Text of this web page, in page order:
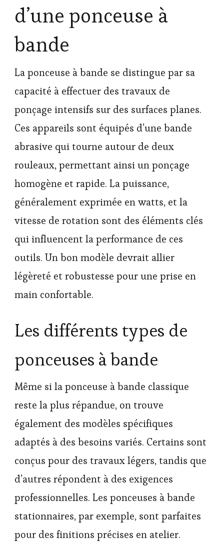
d’une ponceuse à
bande
La ponceuse à bande se distingue par sa
capacité à effectuer des travaux de
ponçage intensifs sur des surfaces planes.
Ces appareils sont équipés d’une bande
abrasive qui tourne autour de deux
rouleaux, permettant ainsi un ponçage
homogène et rapide. La puissance,
généralement exprimée en watts, et la
vitesse de rotation sont des éléments clés
qui influencent la performance de ces
outils. Un bon modèle devrait allier
légèreté et robustesse pour une prise en
main confortable.
Les différents types de
ponceuses à bande
Même si la ponceuse à bande classique
reste la plus répandue, on trouve
également des modèles spécifiques
adaptés à des besoins variés. Certains sont
conçus pour des travaux légers, tandis que
d’autres répondent à des exigences
professionnelles. Les ponceuses à bande
stationnaires, par exemple, sont parfaites
pour des finitions précises en atelier.